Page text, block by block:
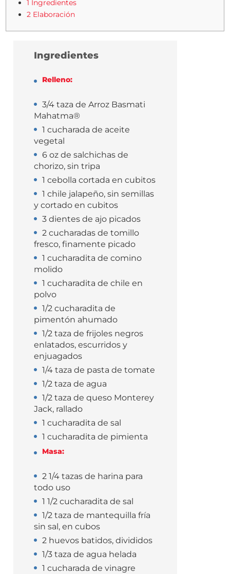
1 Ingredientes
2 Elaboración
Ingredientes
Relleno:
3/4 taza de Arroz Basmati
Mahatma®
1 cucharada de aceite
vegetal
6 oz de salchichas de
chorizo, sin tripa
1 cebolla cortada en cubitos
1 chile jalapeño, sin semillas
y cortado en cubitos
3 dientes de ajo picados
2 cucharadas de tomillo
fresco, finamente picado
1 cucharadita de comino
molido
1 cucharadita de chile en
polvo
1/2 cucharadita de
pimentón ahumado
1/2 taza de frijoles negros
enlatados, escurridos y
enjuagados
1/4 taza de pasta de tomate
1/2 taza de agua
1/2 taza de queso Monterey
Jack, rallado
1 cucharadita de sal
1 cucharadita de pimienta
Masa:
2 1/4 tazas de harina para
todo uso
1 1/2 cucharadita de sal
1/2 taza de mantequilla fría
sin sal, en cubos
2 huevos batidos, divididos
1/3 taza de agua helada
1 cucharada de vinagre